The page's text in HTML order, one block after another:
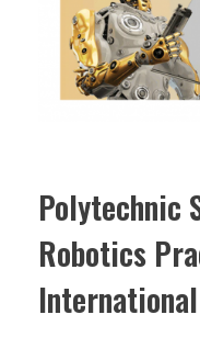
Polytechnic
Robotics